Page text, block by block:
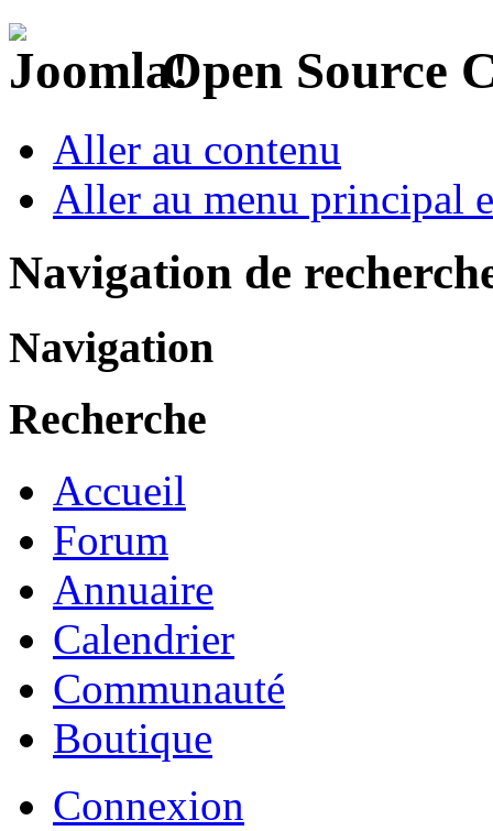
Open Source
Aller au contenu
Aller au menu principal
Navigation de
Navigation
Recherche
Accueil
Forum
Annuaire
Calendrier
Communauté
Boutique
Connexion